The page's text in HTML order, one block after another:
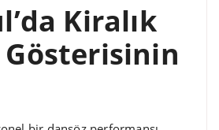
Kiralık
Gösterisinin